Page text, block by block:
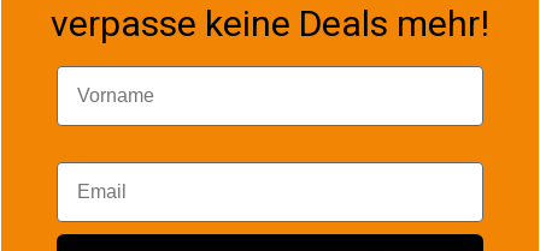
verpasse keine Deals mehr!
Vorname
Email